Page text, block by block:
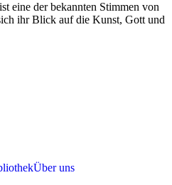
eine der bekannten Stimmen von
ihr Blick auf die Kunst, Gott und
Über uns